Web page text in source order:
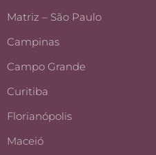
Matriz – São Paulo
Campinas
Campo Grande
Curitiba
Florianópolis
Maceió